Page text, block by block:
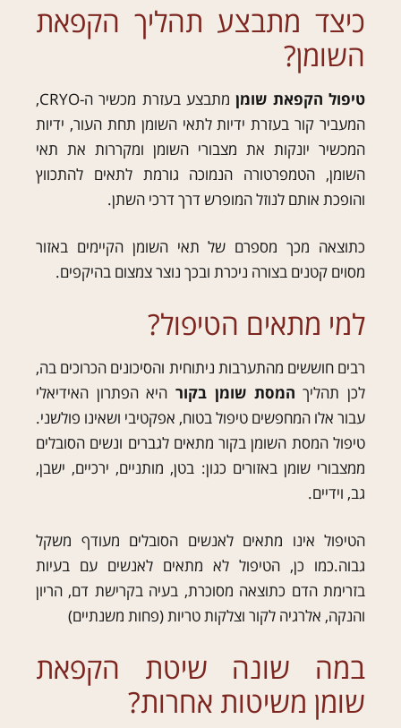
כיצד מתבצע תהליך הקפאת
השומן?
טיפול הקפאת שומן
מתבצע בעזרת מכשיר ה-CRYO,
המעביר קור בעזרת ידיות לתאי השומן תחת העור, ידיות
המכשיר יונקות את מצבורי השומן ומקררות את תאי
השומן, הטמפרטורה הנמוכה גורמת לתאים להתכווץ
והופכת אותם לנוזל המופרש דרך דרכי השתן.
כתוצאה מכך מספרם של תאי השומן הקיימים באזור
מסוים קטנים בצורה ניכרת ובכך נוצר צמצום בהיקפים.
למי מתאים הטיפול?
רבים חוששים מהתערבות ניתוחית והסיכונים הכרוכים בה,
לכן תהליך המסת שומן בקורהיא הפתרון האידיאלי
עבור אלו המחפשים טיפול בטוח, אפקטיבי ושאינו פולשני.
טיפול המסת השומן בקור מתאים לגברים ונשים הסובלים
ממצבורי שומן באזורים כגון: בטן, מותניים, ירכיים, ישבן,
גב, וידיים.
הטיפול אינו מתאים לאנשים הסובלים מעודף משקל
גבוה.כמו כן, הטיפול לא מתאים לאנשים עם בעיות
בזרימת הדם כתוצאה מסוכרת, בעיה בקרישת דם, הריון
והנקה, אלרגיה לקור וצלקות טריות (פחות משנתיים)
במה שונה שיטת הקפאת
שומן משיטות אחרות?